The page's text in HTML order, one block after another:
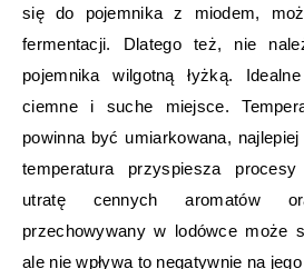
się do pojemnika z miodem,
fermentacji. Dlatego też, nie
pojemnika wilgotną łyżką.
ciemne i suche miejsce.
powinna być umiarkowana,
temperatura przyspiesza
utratę cennych aromatów
przechowywany w lodówce może
ale nie wpływa to negatywnie na